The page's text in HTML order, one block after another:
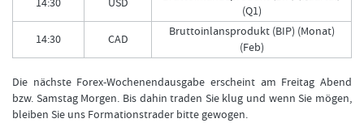
14:30
USD
(Q1)
14:30
CAD
Bruttoinlansprodukt (BIP) (Monat)
(Feb)
Die nächste Forex-Wochenendausgabe erscheint am Freitag Abend
bzw. Samstag Morgen. Bis dahin traden Sie klug und wenn Sie mögen,
bleiben Sie uns Formationstrader bitte gewogen.